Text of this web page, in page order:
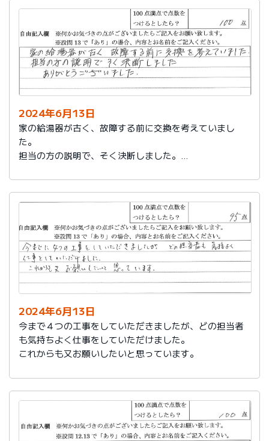
2024年6月13日
家の給湯器が古く、故障する前に交換を考えていまし
た。
担当の方の説明で、そく決断しました。
2024年6月13日
今まで４つの工事をしていただきましたが、どの担当者
も気持ちよく仕事をしていただけました。
これからも又お願いしたいと思っています。